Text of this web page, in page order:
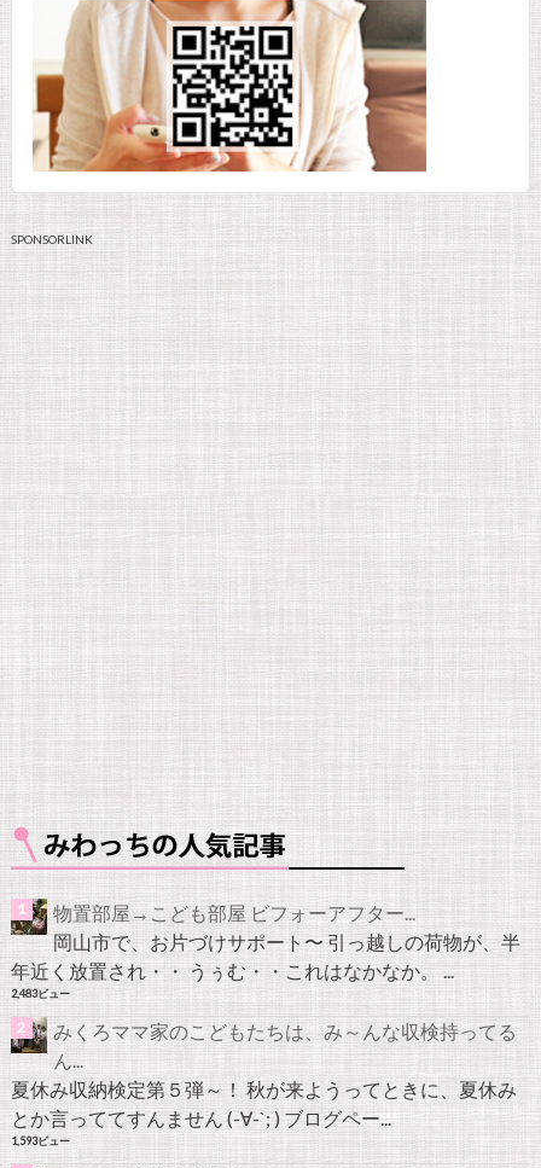
SPONSORLINK
物置部屋→こども部屋 ビフォーアフター...
岡山市で、お片づけサポート〜 引っ越しの荷物が、半
年近く放置され・・ うぅむ・・これはなかなか。 ...
2,483ビュー
みくろママ家のこどもたちは、み～んな収検持ってる
ん...
夏休み収納検定第５弾～！ 秋が来ようってときに、夏休み
とか言っててすんません (-∀-`; ) ブログペー...
1,593ビュー